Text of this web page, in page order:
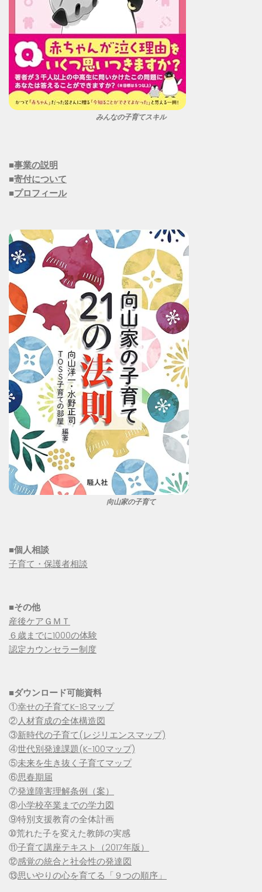
みんなの子育てスキル
■事業の説明
■寄付について
■プロフィール
向山家の子育て
■個人相談
子育て・保護者相談
■その他
産後ケアＧＭＴ
６歳までに1000の体験
認定カウンセラー制度
■ダウンロード可能資料
①幸せの子育てK-18マップ
②人材育成の全体構造図
③新時代の子育て(レジリエンスマップ)
④世代別発達課題(K-100マップ)
⑤未来を生き抜く子育てマップ
⑥思春期届
⑦発達障害理解条例（案）
⑧小学校卒業までの学力図
⑨特別支援教育の全体計画
➉荒れた子を変えた教師の実感
⑪子育て講座テキスト（2017年版）
⑫感覚の統合と社会性の発達図
⑬思いやりの心を育てる「９つの順序」